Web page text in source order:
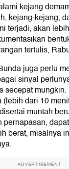
kejang
kejang-kejang,
terjadi, akan
tertulis,
juga perlu
sinyal
secepat
dari 10
muntah
berat, misalnya
ADVERTISEMENT